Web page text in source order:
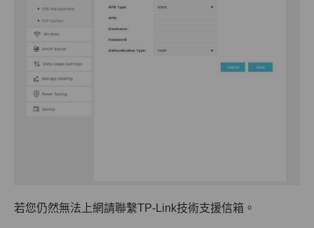
若您仍然無法上網請聯繫TP-Link技術支援信箱。